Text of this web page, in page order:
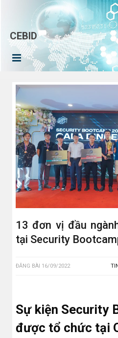
CEBID
13 đơn vị đầu
tại Security
ĐĂNG BÀI 16/09/2022
Sự kiện Security
được tổ chức tại